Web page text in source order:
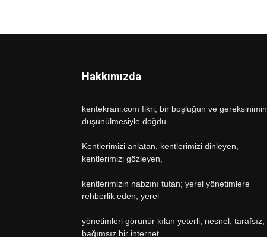
Hakkımızda
kentekrani.com fikri, bir boşluğun ve gereksinimin
düşünülmesiyle doğdu.
Kentlerimizi anlatan, kentlerimizi dinleyen,
kentlerimizi gözleyen,
kentlerimizin nabzını tutan; yerel yönetimlere
rehberlik eden, yerel
yönetimleri görünür kılan yeterli, nesnel, tarafsız,
bağımsız bir internet